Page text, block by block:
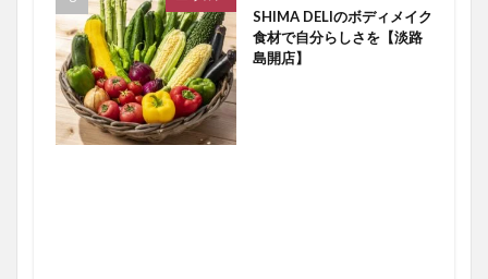
SHIMA DELIのボディメイク
食材で自分らしさを【淡路
島開店】